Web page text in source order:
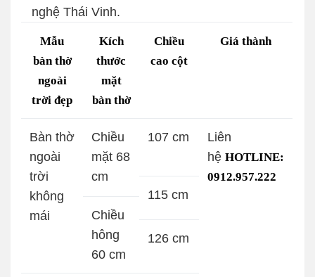
nghệ Thái Vinh.
Mẫu
bàn thờ
ngoài
trời đẹp
Kích
thước
mặt
bàn thờ
Chiều
cao cột
Giá thành
Bàn thờ
ngoài
trời
không
mái
Chiều
mặt 68
cm
107 cm
Liên
hệ HOTLINE:
0912.957.222
115 cm
Chiều
hông
60 cm
126 cm